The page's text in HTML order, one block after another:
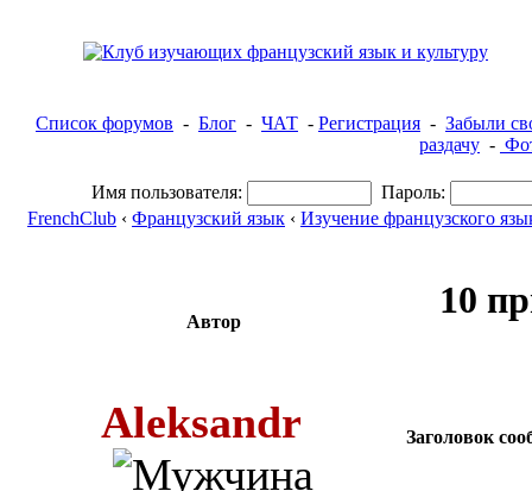
Список форумов - Блог - ЧАТ - Регистрация - Забыли
раздачу -
Имя пользователя:
Пароль:
FrenchClub ‹ Французский язык ‹ Изучение французского
Автор
10
Aleksandr Заголовок